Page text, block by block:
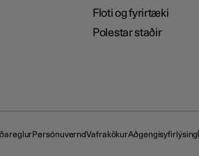
Floti og fyrirtæki
Polestar staðir
PersónuverndVafrakökurAðgengisyfirlýsing